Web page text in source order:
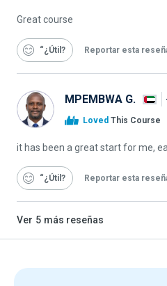
Great course
“¿Útil Reportar esta
MPEMBWA G.
Loved This Course
it has been a great start for me,
“¿Útil Reportar esta
Ver 5 más reseñas